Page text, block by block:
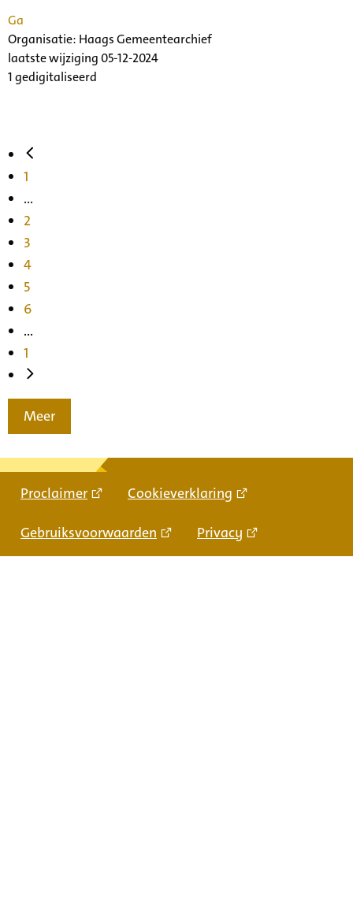
Ga
Organisatie: Haags Gemeentearchief
laatste wijziging 05-12-2024
1 gedigitaliseerd
1
...
2
3
4
5
6
...
1
Meer
Proclaimer Cookieverklaring
Gebruiksvoorwaarden Privacy